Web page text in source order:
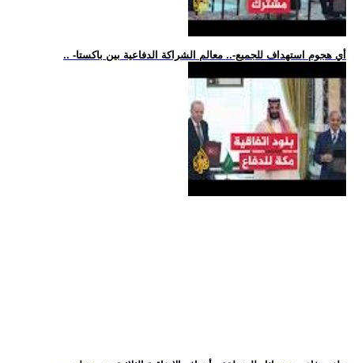
.. -أي هجوم استهداف للجميع-.. معالم الشراكة الدفاعية بين باكستا